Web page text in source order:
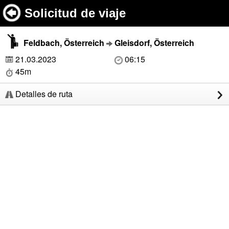
Solicitud de viaje
Feldbach, Österreich
Gleisdorf, Österreich
21.03.2023
06:15
45m
Detalles de ruta